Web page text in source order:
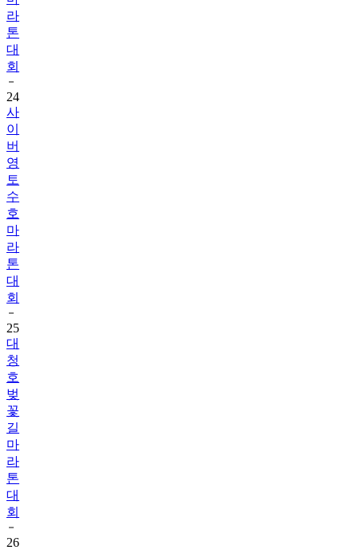
라
톤
대
회
24
사
이
버
영
토
수
호
마
라
톤
대
회
25
대
청
호
벚
꽃
길
마
라
톤
대
회
26